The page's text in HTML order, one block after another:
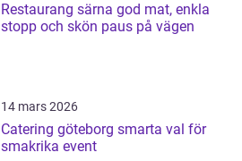
Restaurang särna god mat, enkla
stopp och skön paus på vägen
14 mars 2026
Catering göteborg smarta val för
smakrika event